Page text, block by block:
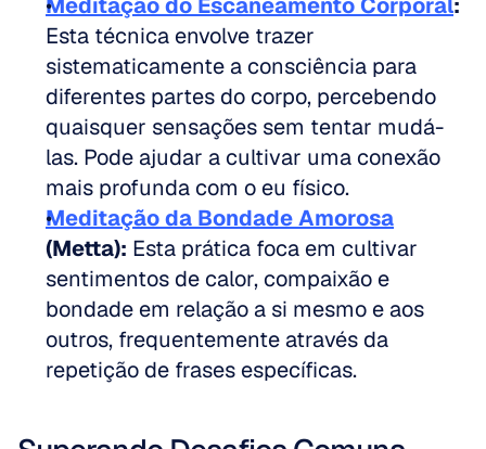
Esta técnica envolve trazer
sistematicamente a consciência para
diferentes partes do corpo, percebendo
quaisquer sensações sem tentar mudá-
las. Pode ajudar a cultivar uma conexão
mais profunda com o eu físico.
Meditação da Bondade Amorosa
(Metta): Esta prática foca em cultivar
sentimentos de calor, compaixão e
bondade em relação a si mesmo e aos
outros, frequentemente através da
repetição de frases específicas.